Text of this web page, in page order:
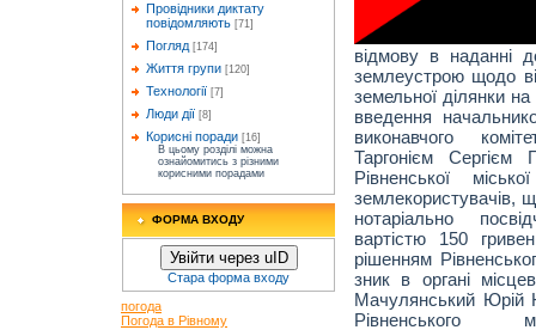
Провідники диктату
повідомляють [71]
Погляд [174]
Життя групи [120]
Технології [7]
Люди дії [8]
Корисні поради [16]
В цьому розділі можна
ознайомитись з різними
корисними порадами
ФОРМА ВХОДУ
Увійти через uID
Стара форма входу
погода
Погода в Рівному
відмову в наданні
землеустрою щодо
земельної ділянки
введення
виконавчого
Таргонієм Сергієм
Рівненської
землекористувачів,
нотаріально
вартістю 150
рішенням
зник в органі
Мачулянський Юрій
Рівненського